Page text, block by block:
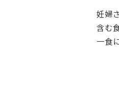
妊婦
含む
一食